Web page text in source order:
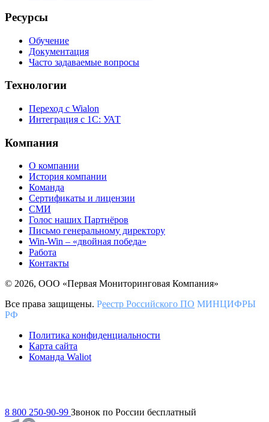
Ресурсы
Обучение
Документация
Часто задаваемые вопросы
Технологии
Переход с Wialon
Интеграция с 1С: УАТ
Компания
О компании
История компании
Команда
Сертификаты и лицензии
СМИ
Голос наших Партнёров
Письмо генеральному директору
Win-Win – «двойная победа»
Работа
Контакты
© 2026, ООО «Первая Мониторинговая Компания»
Все права защищены. Реестр Российского ПО МИНЦИФРЫ
РФ
Политика конфиденциальности
Карта сайта
Команда Waliot
8 800 250-90-99 Звонок по России бесплатный